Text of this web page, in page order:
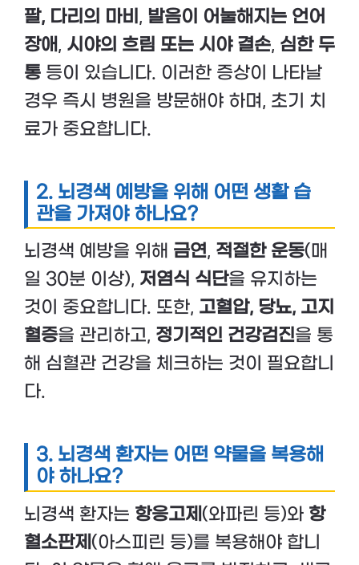
팔, 다리의 마비 , 발음이 어눌해지는 언어
장애, 시야의 흐림 또는 시야 결손, 심한 두
통 등이 있습니다. 이러한 증상이 나타날
경우 즉시 병원을 방문해야 하며, 초기 치
료가 중요합니다.
2. 뇌경색 예방을 위해 어떤 생활 습
관을 가져야 하나요?
뇌경색 예방을 위해 금연, 적절한 운동(매
일 30분 이상), 저염식 식단을 유지하는
것이 중요합니다. 또한, 고혈압, 당뇨, 고지
혈증을 관리하고, 정기적인 건강검진을 통
해 심혈관 건강을 체크하는 것이 필요합니
다.
3. 뇌경색 환자는 어떤 약물을 복용해
야 하나요?
뇌경색 환자는 항응고제 (와파린 등)와 항
혈소판제 (아스피린 등)를 복용해야 합니